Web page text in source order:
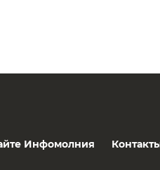
Инфомолния